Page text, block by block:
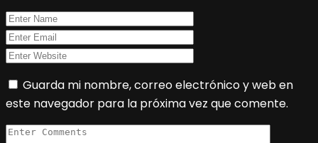
Guarda mi nombre, correo electrónico y web en
este navegador para la próxima vez que comente.